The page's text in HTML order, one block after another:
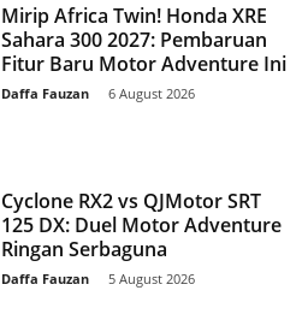
Mirip Africa Twin! Honda XRE
Sahara 300 2027: Pembaruan
Fitur Baru Motor Adventure Ini
Daffa Fauzan 6 August 2026
Cyclone RX2 vs QJMotor SRT
125 DX: Duel Motor Adventure
Ringan Serbaguna
Daffa Fauzan 5 August 2026